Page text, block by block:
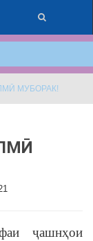
МУБОРАК!
ҷашнҳои